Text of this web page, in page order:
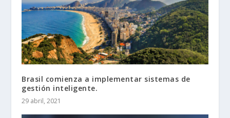
Brasil comienza a implementar sistemas de
gestión inteligente.
29 abril, 2021